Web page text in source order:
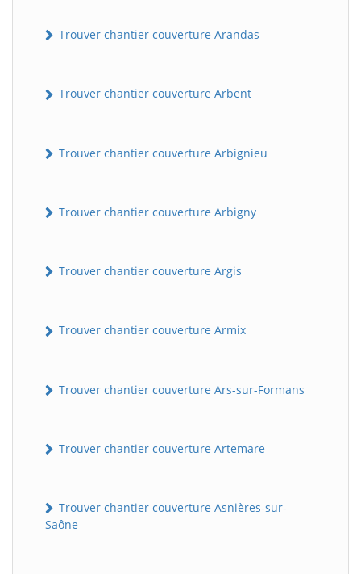
Trouver chantier couverture Arandas
Trouver chantier couverture Arbent
Trouver chantier couverture Arbignieu
Trouver chantier couverture Arbigny
Trouver chantier couverture Argis
Trouver chantier couverture Armix
Trouver chantier couverture Ars-sur-Formans
Trouver chantier couverture Artemare
Trouver chantier couverture Asnières-sur-
Saône